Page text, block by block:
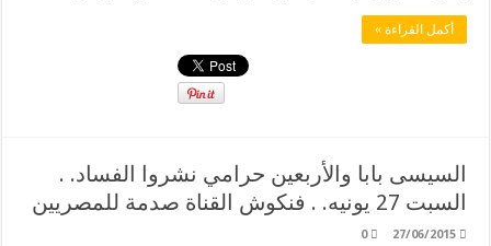
أكمل القراءة »
السيسى بابا والأربعين حرامي نشروا الفساد. .
السبت 27 يونيه. . فنكوش القناة صدمة للمصريين
27/06/2015
0